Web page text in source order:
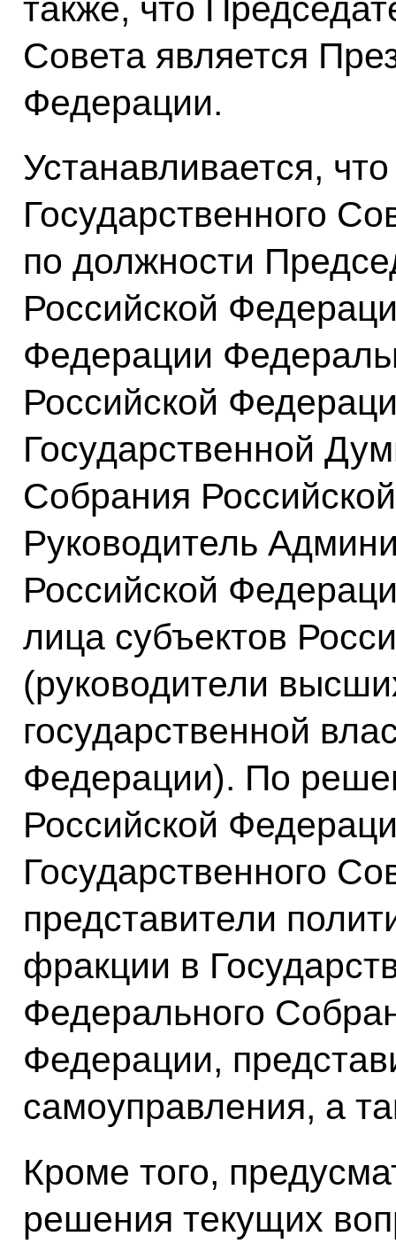
также, что
Совета является
Федерации.
Устанавливается,
Государственного
по должности
Российской
Федерации
Российской
Государственной
Собрания
Руководитель
Российской
лица субъектов
(руководители
государственной
Федерации). По
Российской
Государственного
представители
фракции в
Федерального
Федерации,
самоуправления, а
Кроме того,
решения текущих